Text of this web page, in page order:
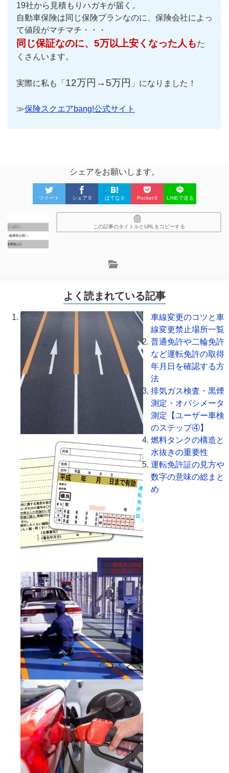
19社から見積もりハガキが届く。
自動車保険は同じ保険プランなのに、保険会社によっ
て値段がマチマチ・・・
同じ保証なのに、5万以上安くなった人もた
くさんいます。
実際に私も「 12万円→5万円 」になりました！
≫保険スクエアbang!公式サイト
シェアをお願いします。
ツイート シェア 0 はてな 0 Pocket0 LINEで送る
この記事のタイトルとURLをコピーする
よく読まれている記事
車線変更のコツと車
線変更禁止場所一覧
普通免許や二輪免許
など運転免許の取得
年月日を確認する方
法
排気ガス検査・黒煙
測定・オパシメータ
測定【ユーザー車検
のステップ④】
燃料タンクの構造と
水抜きの重要性
運転免許証の見方や
数字の意味の総まと
め